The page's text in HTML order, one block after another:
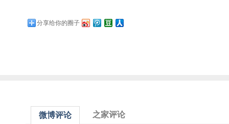
分享给你的圈子
微博评论 之家评论